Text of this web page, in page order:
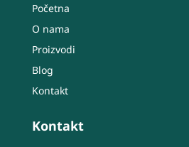
Početna
O nama
Proizvodi
Blog
Kontakt
Kontakt